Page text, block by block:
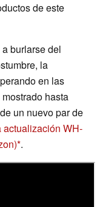
de este
burlarse del
la
en las
hasta
un nuevo par de
actualización WH-
.